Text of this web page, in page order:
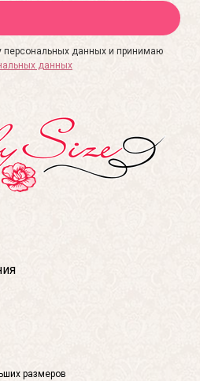
персональных данных и принимаю
данных
размеров